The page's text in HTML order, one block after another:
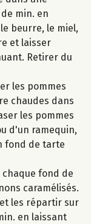
min. en
beurre, le miel,
et laisser
Retirer du
les pommes
chaudes dans
les pommes
d'un ramequin,
fond de tarte
fond de
caramélisés.
les répartir sur
en laissant